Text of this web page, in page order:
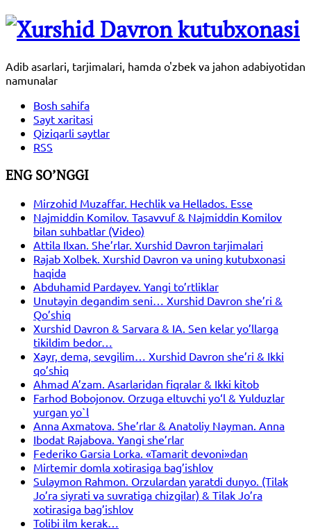
Adib asarlari, tarjimalari, hamda o'zbek va jahon adabiyotidan
namunalar
Bosh sahifa
Sayt xaritasi
Qiziqarli saytlar
RSS
ENG SO’NGGI
Mirzohid Muzaffar. Hechlik va Hellados. Esse
Najmiddin Komilov. Tasavvuf & Najmiddin Komilov
bilan suhbatlar (Video)
Attila Ilxan. She’rlar. Xurshid Davron tarjimalari
Rajab Xolbek. Xurshid Davron va uning kutubxonasi
haqida
Abduhamid Pardayev. Yangi to’rtliklar
Unutayin degandim seni… Xurshid Davron she’ri &
Qo’shiq
Xurshid Davron & Sarvara & IA. Sen kelar yo’llarga
tikildim bedor…
Xayr, dema, sevgilim… Xurshid Davron she’ri & Ikki
qo’shiq
Ahmad A’zam. Asarlaridan fiqralar & Ikki kitob
Farhod Bobojonov. Orzuga eltuvchi yo‘l & Yulduzlar
yurgan yo`l
Anna Axmatova. She’rlar & Anatoliy Nayman. Anna
Ibodat Rajabova. Yangi she’rlar
Federiko Garsia Lorka. «Tamarit devoni»dan
Mirtemir domla xotirasiga bag’ishlov
Sulaymon Rahmon. Orzulardan yaratdi dunyo. (Tilak
Jo’ra siyrati va suvratiga chizgilar) & Tilak Jo’ra
xotirasiga bag’ishlov
Tolibi ilm kerak…